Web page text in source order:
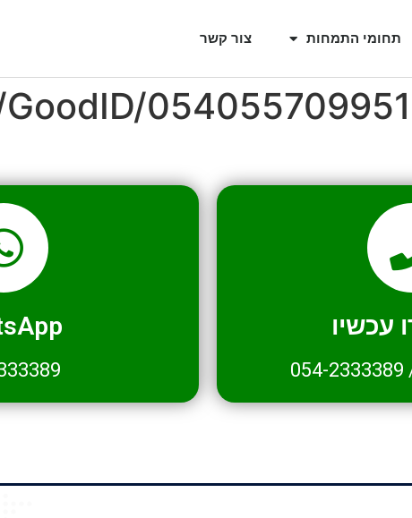
תחומי התמחות צור קשר
054055709951
עכשיו
054-2333389